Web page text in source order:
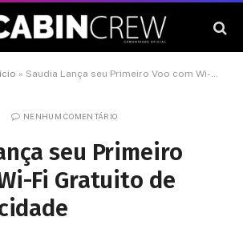
» Saudia Lança seu Primeiro Voo com Wi-Fi Gratuito de Alta Velocidade
NENHUM COMENTÁRIO
seu Primeiro
Fi Gratuito de